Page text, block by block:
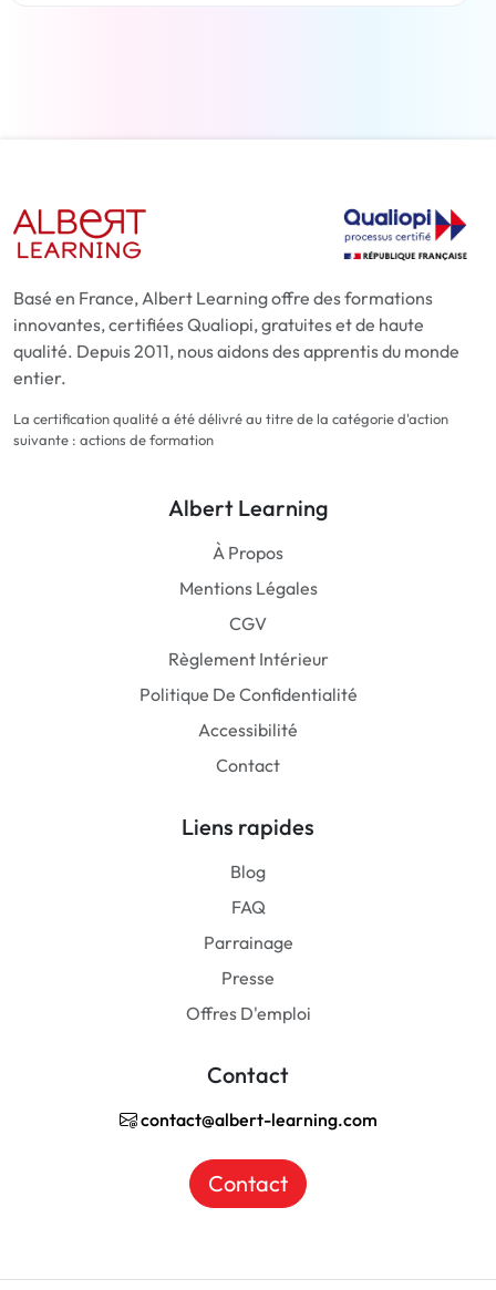
Basé en France, Albert Learning offre des formations
innovantes, certifiées Qualiopi, gratuites et de haute
qualité. Depuis 2011, nous aidons des apprentis du monde
entier.
La certification qualité a été délivré au titre de la catégorie d'action
suivante : actions de formation
Albert Learning
À Propos
Mentions Légales
CGV
Règlement Intérieur
Politique De Confidentialité
Accessibilité
Contact
Liens rapides
Blog
FAQ
Parrainage
Presse
Offres D'emploi
Contact
contact@albert-learning.com
Contact